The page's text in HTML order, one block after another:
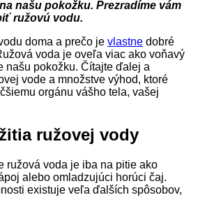
našu pokožku. Prezradíme vám
ružovú vodu.
doma a prečo je vlastne dobré
voda je oveľa viac ako voňavý
našu pokožku. Čítajte ďalej a
vode a množstve výhod, ktoré
orgánu vášho tela, vašej
ružovej vody
ružová voda je iba na pitie ako
alebo omladzujúci horúci čaj.
existuje veľa ďalších spôsobov,